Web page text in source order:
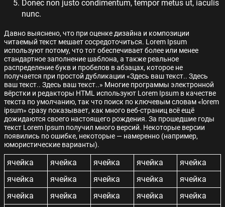
Donec non justo condimentum, tempor metus ut, iaculis
nunc.
Давно выяснено, что при оценке дизайна и композиции
читаемый текст мешает сосредоточиться. Lorem Ipsum
используют потому, что тот обеспечивает более или менее
стандартное заполнение шаблона, а также реальное
распределение букв и пробелов в абзацах, которое не
получается при простой дубликации «Здесь ваш текст.. Здесь
ваш текст.. Здесь ваш текст..» Многие программы электронной
вёрстки и редакторы HTML используют Lorem Ipsum в качестве
текста по умолчанию, так что поиск по ключевым словам «lorem
ipsum» сразу показывает, как много веб-страниц всё ещё
дожидаются своего настоящего рождения. За прошедшие годы
текст Lorem Ipsum получил много версий. Некоторые версии
появились по ошибке, некоторые — намеренно (например,
юмористические варианты).
ячейка ячейка ячейка ячейка
ячейка
ячейка
ячейка ячейка ячейка
ячейка
ячейка
ячейка ячейка ячейка
ячейка